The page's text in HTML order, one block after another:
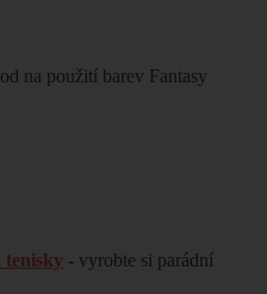
na použití barev Fantasy
tenisky - vyrobte si parádní